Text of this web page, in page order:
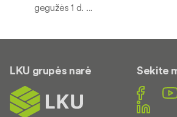
gegužės 1 d. ...
LKU grupės narė Sekite